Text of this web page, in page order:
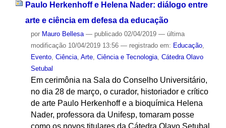
Paulo Herkenhoff e Helena Nader: diálogo entre
arte e ciência em defesa da educação
por Mauro Bellesa — publicado02/04/2019 — última
modificação10/04/2019 13:56 — registrado em: Educação,
Evento, Ciência, Arte, Ciência e Tecnologia, Cátedra Olavo
Setubal
Em cerimônia na Sala do Conselho Universitário,
no dia 28 de março, o curador, historiador e crítico
de arte Paulo Herkenhoff e a bioquímica Helena
Nader, professora da Unifesp, tomaram posse